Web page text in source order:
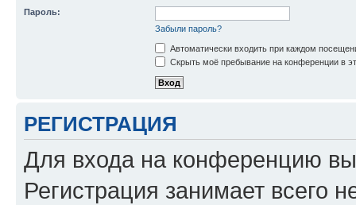
Пароль:
Забыли пароль?
Автоматически входить при каждом
Скрыть моё пребывание на конференции в
РЕГИСТРАЦИЯ
Для входа на конференцию
Регистрация занимает всего